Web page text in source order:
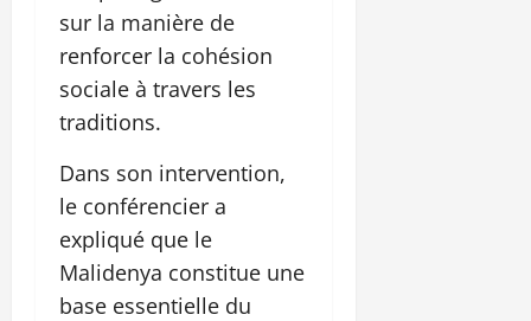
sur la manière de
renforcer la cohésion
sociale à travers les
traditions.
Dans son intervention,
le conférencier a
expliqué que le
Malidenya constitue une
base essentielle du